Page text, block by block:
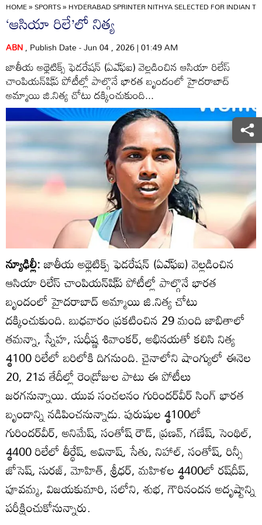
HOME»SPORTS»HYDERABAD SPRINTER NITHYA SELECTED FOR INDIAN
‘ఆసియా రిలే’లో నిత్య
ABN, Publish Date - Jun 04 , 2026 | 01:49 AM
జాతీయ అథ్లెటిక్స్‌ ఫెడరేషన్‌ (ఏఎ్‌ఫఐ) వెల్లడించిన ఆసియా రిలేస్‌
చాంపియన్‌షి్‌ప పోటీల్లో పాల్గొనే భారత బృందంలో హైదరాబాద్‌
అమ్మాయి జి.నిత్య చోటు దక్కించుకుంది...
న్యూఢిల్లీ:జాతీయ అథ్లెటిక్స్‌ ఫెడరేషన్‌ (ఏఎ్‌ఫఐ) వెల్లడించిన
ఆసియా రిలేస్‌ చాంపియన్‌షి్‌ప పోటీల్లో పాల్గొనే భారత
బృందంలో హైదరాబాద్‌ అమ్మాయి జి.నిత్య చోటు
దక్కించుకుంది. బుధవారం ప్రకటించిన 29 మంది జాబితాలో
తమన్నా, స్నేహ, సుధీష్ణ శివాంకర్‌, అభినయతో కలిసి నిత్య
4్ఠ100 రిలేలో బరిలోకి దిగనుంది. చైనాలోని షాంగ్యులో ఈనెల
20, 21వ తేదీల్లో రెండ్రోజుల పాటు ఈ పోటీలు
జరగనున్నాయి. యువ సంచలనం గురిందర్‌వీర్‌ సింగ్‌ భారత
బృందాన్ని నడిపించనున్నాడు. పురుషుల 4్ఠ100లో
గురిందర్‌వీర్‌, అనిమేష్‌, సంతోష్‌ రౌడ్‌, ప్రణవ్‌, గణేష్‌, సెంథిల్‌,
4్ఠ400 రిలేలో తీర్థేష్‌, అవినాష్‌, సేతు, నిహాల్‌, సంతోష్‌, రిన్సీ
జోసెష్‌, సురజ్‌, మోహిత్‌, శ్రీధర్‌, మహిళల 4్ఠ400లో రష్‌దీప్‌,
పూవమ్మ, విజయకుమారి, సలోని, శుభ, గౌరినందన అదృష్టాన్ని
పరీక్షించుకోనున్నారు.